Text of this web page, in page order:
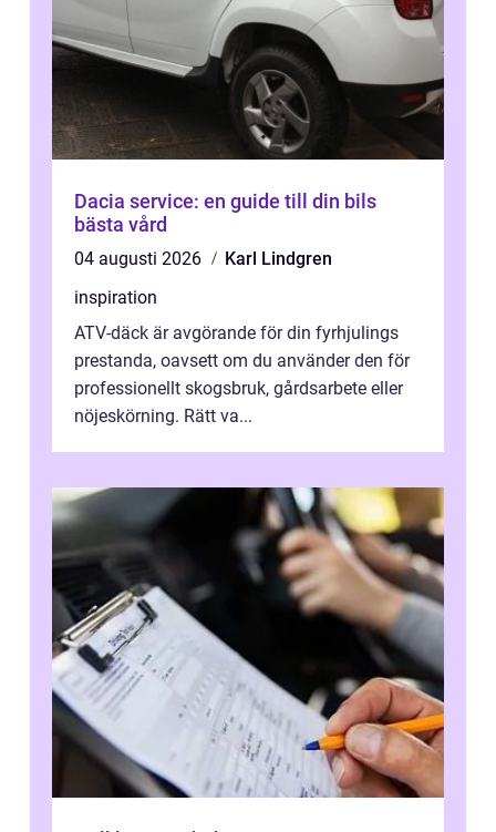
Dacia service: en guide till din bils
bästa vård
04 augusti 2026
Karl Lindgren
inspiration
ATV-däck är avgörande för din fyrhjulings
prestanda, oavsett om du använder den för
professionellt skogsbruk, gårdsarbete eller
nöjeskörning. Rätt va...